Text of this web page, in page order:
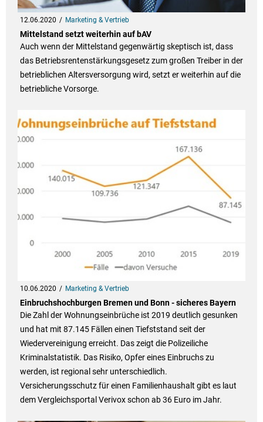
12.06.2020 Marketing & Vertrieb
Mittelstand setzt weiterhin auf bAV
Auch wenn der Mittelstand gegenwärtig skeptisch ist, dass
das Betriebsrentenstärkungsgesetz zum großen Treiber in der
betrieblichen Altersversorgung wird, setzt er weiterhin auf die
betriebliche Vorsorge.
10.06.2020 Marketing & Vertrieb
Einbruchshochburgen Bremen und Bonn - sicheres Bayern
Die Zahl der Wohnungseinbrüche ist 2019 deutlich gesunken
und hat mit 87.145 Fällen einen Tiefststand seit der
Wiedervereinigung erreicht. Das zeigt die Polizeiliche
Kriminalstatistik. Das Risiko, Opfer eines Einbruchs zu
werden, ist regional sehr unterschiedlich.
Versicherungsschutz für einen Familienhaushalt gibt es laut
dem Vergleichsportal Verivox schon ab 36 Euro im Jahr.